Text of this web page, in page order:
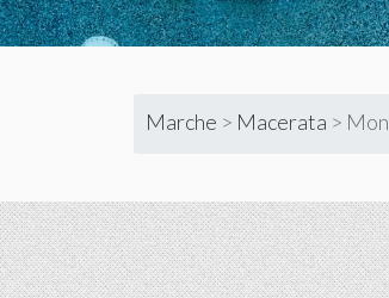
Marche > Macerata >